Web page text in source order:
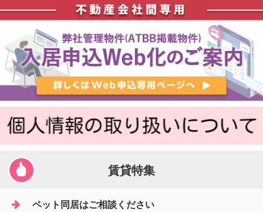
賃貸特集
ペット同居はご相談ください